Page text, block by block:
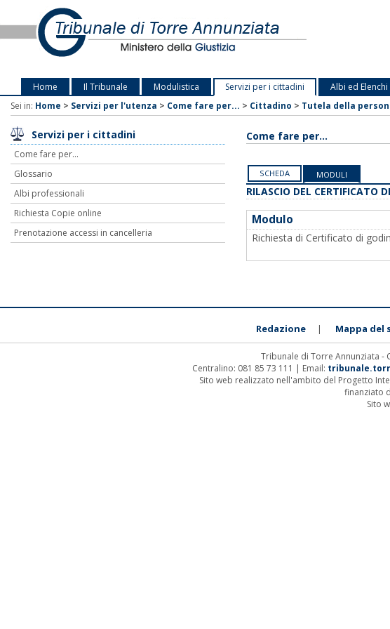
Home Il Tribunale Modulistica Servizi per i cittadini Albi ed Elenchi
Sei in: Home > Servizi per l'utenza > Come fare per... > Cittadino > Tutela della
Servizi per i cittadini
Come fare per...
Glossario
Albi professionali
Richiesta Copie online
Prenotazione accessi in cancelleria
Come fare per...
SCHEDA MODULI
RILASCIO DEL CERTIFICATO
Modulo
Richiesta di Certificato di
Redazione | Mappa del
Tribunale di Torre Annunziata -
Centralino: 081 85 73 111 | Email:
Sito web realizzato nell'ambito del Progetto
finanziato
Sito